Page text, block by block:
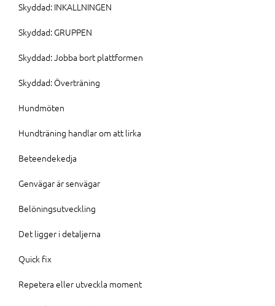
Skyddad: INKALLNINGEN
Skyddad: GRUPPEN
Skyddad: Jobba bort plattformen
Skyddad: Överträning
Hundmöten
Hundträning handlar om att lirka
Beteendekedja
Genvägar är senvägar
Belöningsutveckling
Det ligger i detaljerna
Quick fix
Repetera eller utveckla moment